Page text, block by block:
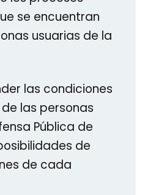
se encuentran
usuarias de la
las condiciones
las personas
Pública de
de
de cada